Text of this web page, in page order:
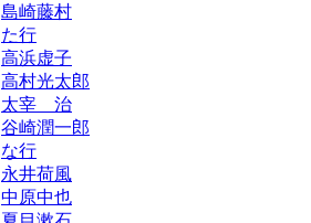
島崎藤村
た行
高浜虚子
高村光太郎
太宰 治
谷崎潤一郎
な行
永井荷風
中原中也